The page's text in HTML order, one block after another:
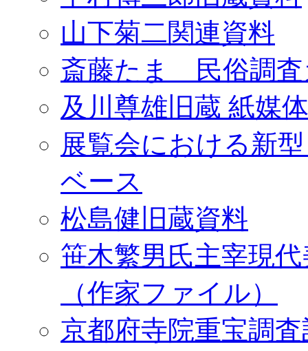
山下菊二関連資料
斎藤たま 民俗調査
及川尊雄旧蔵 紙媒
展覧会における新
ベース
松島健旧蔵資料
笹木繁男氏主宰現
（作家ファイル）
京都府寺院重宝調